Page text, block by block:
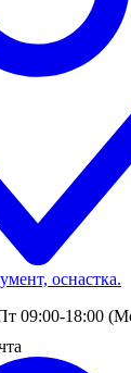
оснастка.
09:00-18:00